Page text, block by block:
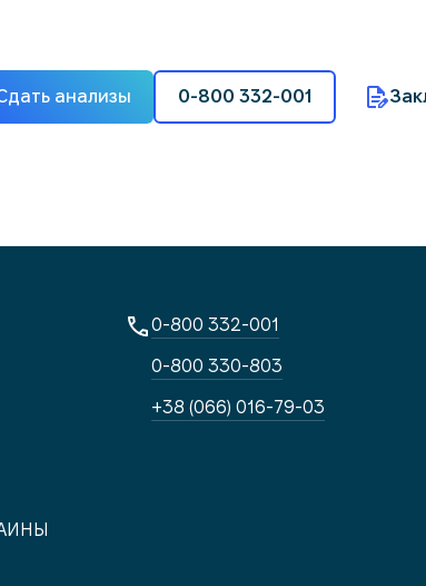
анализы 0-800 332-001
0-800 332-001
0-800 330-803
+38 (066) 016-79-03